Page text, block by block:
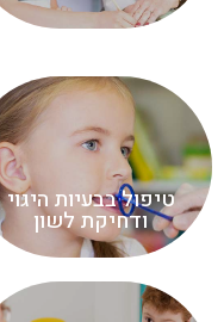
טיפול בבעיות היגוי
ודחיקת לשון